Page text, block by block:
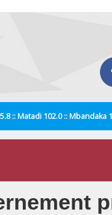
:: Matadi 102.0 :: Mbandaka